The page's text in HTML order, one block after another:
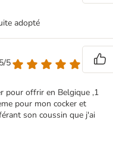
adopté
5
pour offrir en Belgique ,1
pour mon cocker et
son coussin que j'ai